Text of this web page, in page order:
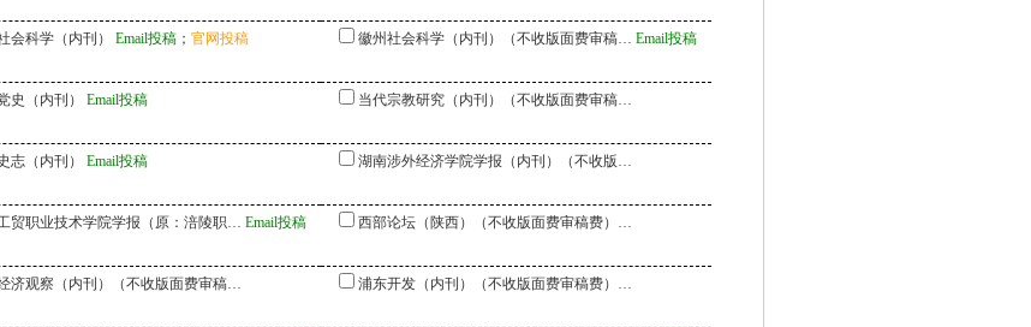
会科学（内刊） Email投稿 ； 官网投稿 徽州社会科学（内刊）（不收版面费审稿… Email投稿
史（内刊） Email投稿 当代宗教研究（内刊）（不收版面费审稿…
志（内刊） Email投稿 湖南涉外经济学院学报（内刊）（不收版…
贸职业技术学院学报（原：涪陵职… Email投稿 西部论坛（陕西）（不收版面费审稿费）…
济观察（内刊）（不收版面费审稿… 浦东开发（内刊）（不收版面费审稿费）…